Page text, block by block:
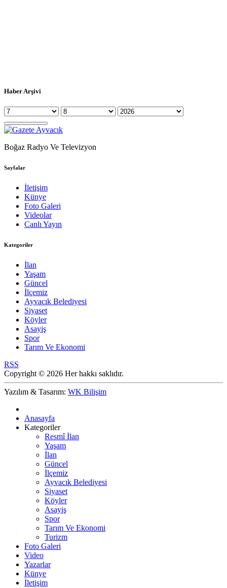
Haber Arşivi
Boğaz Radyo Ve Televizyon
Sayfalar
İletişim
Künye
Foto Galeri
Videolar
Canlı Yayın
Kategoriler
İlan
Yaşam
Güncel
İlçemiz
Ayvacık Belediyesi
Siyaset
Köyler
Asayiş
Spor
Tarım Ve Ekonomi
RSS
Copyright © 2026 Her hakkı saklıdır.
Yazılım & Tasarım: WK Bilişim
Anasayfa
Kategoriler
Resmî İlan
Yaşam
İlan
Güncel
İlçemiz
Ayvacık Belediyesi
Siyaset
Köyler
Asayiş
Spor
Tarım Ve Ekonomi
Turizm
Foto Galeri
Video
Yazarlar
Künye
İletişim